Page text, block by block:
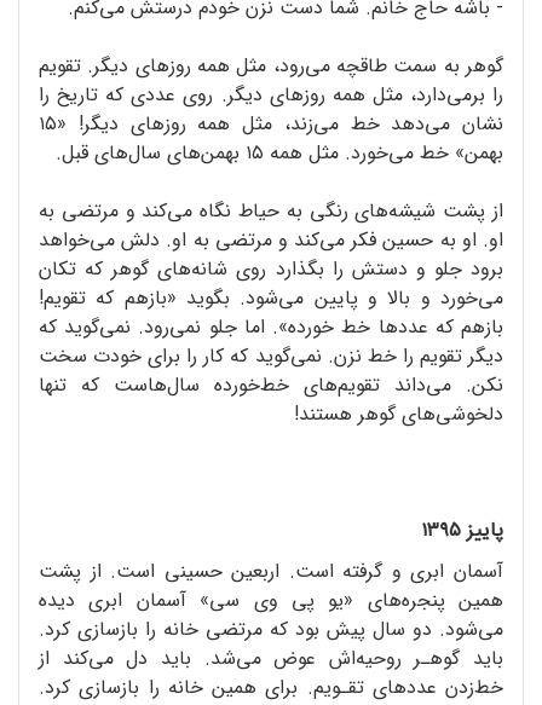
- باشه حاج خانم. شما دست نزن خودم درستش می‌کنم.
گوهر به سمت طاقچه می‌رود، مثل همه روزهای دیگر. تقویم
را برمی‌دارد، مثل همه روزهای دیگر. روی عددی که تاریخ را
نشان می‌دهد خط می‌زند، مثل همه روزهای دیگر! «۱۵
بهمن» خط می‌خورد. مثل همه ۱۵ بهمن‌های سال‌های قبل.
از پشت شیشه‌های رنگی به حیاط نگاه می‌کند و مرتضی به
او. او به حسین فکر می‌کند و مرتضی به او. دلش می‌خواهد
برود جلو و دستش را بگذارد روی شانه‌های گوهر که تکان
می‌خورد و بالا و پایین می‌شود. بگوید «بازهم که تقویم!
بازهم که عددها خط خورده». اما جلو نمی‌رود. نمی‌گوید که
دیگر تقویم را خط نزن. نمی‌گوید که کار را برای خودت سخت
نکن. می‌داند تقویم‌های خط‌خورده سال‌هاست که تنها
دلخوشی‌های گوهر هستند!
پاییز ۱۳۹۵
آسمان ابری و گرفته است. اربعین حسینی است. از پشت
همین پنجره‌های «یو پی وی سی» آسمان ابری دیده
می‌شود. دو سال پیش بود که مرتضی خانه را بازسازی کرد.
باید گوهـر روحیه‌اش عوض می‌شد. باید دل می‌کند از
خط‌زدن عددهای تقـویم. برای همین خانه را بازسازی کرد.